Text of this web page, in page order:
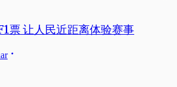
票 让人民近距离体验赛事